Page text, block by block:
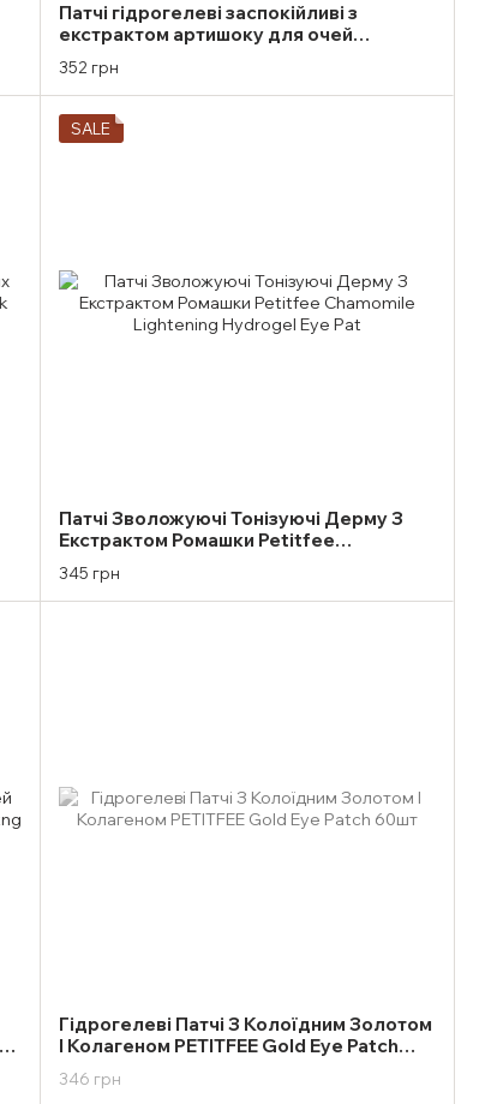
Патчі гідрогелеві заспокійливі з
екстрактом артишоку для очей
PETITFEE Artichoke Soothing Eye Patch
352 грн
SALE
Патчі Зволожуючі Тонізуючі Дерму З
Екстрактом Ромашки Petitfee
Chamomile Lightening Hydrogel Eye Pat
345 грн
Гідрогелеві Патчі З Колоїдним Золотом
І Колагеном PETITFEE Gold Eye Patch
60шт
346 грн